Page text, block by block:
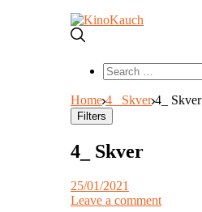
Search
for:
Home 4_ Skver 4_ Skver
Filters
4_ Skver
25/01/2021
Leave a comment